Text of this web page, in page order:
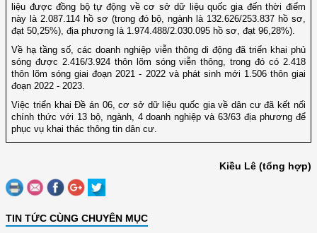
liệu được đồng bộ tự động về cơ sở dữ liệu quốc gia đến thời điểm
này là 2.087.114 hồ sơ (trong đó bộ, ngành là 132.626/253.837 hồ sơ,
đạt 50,25%), địa phương là 1.974.488/2.030.095 hồ sơ, đạt 96,28%).
Về hạ tầng số, các doanh nghiệp viễn thông di động đã triển khai phủ
sóng được 2.416/3.924 thôn lõm sóng viễn thông, trong đó có 2.418
thôn lõm sóng giai đoạn 2021 - 2022 và phát sinh mới 1.506 thôn giai
đoạn 2022 - 2023.
Việc triển khai Đề án 06, cơ sở dữ liệu quốc gia về dân cư đã kết nối
chính thức với 13 bộ, ngành, 4 doanh nghiệp và 63/63 địa phương để
phục vụ khai thác thông tin dân cư.
Kiều Lê (tổng hợp)
TIN TỨC CÙNG CHUYÊN MỤC